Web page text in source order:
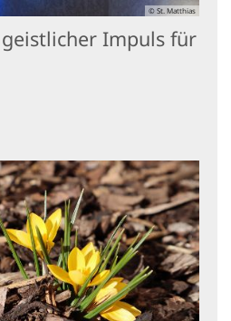
© St. Matthias
Impuls für